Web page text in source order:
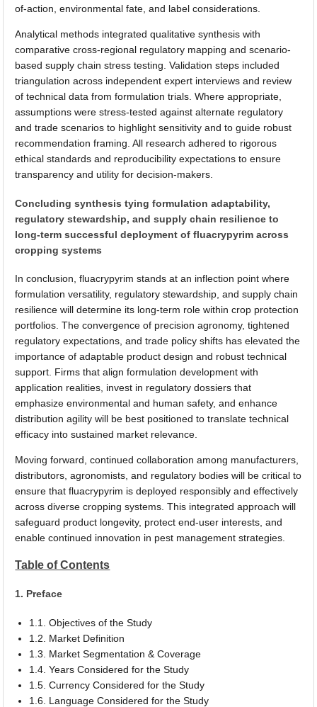
of-action, environmental fate, and label considerations.
Analytical methods integrated qualitative synthesis with
comparative cross-regional regulatory mapping and scenario-
based supply chain stress testing. Validation steps included
triangulation across independent expert interviews and review
of technical data from formulation trials. Where appropriate,
assumptions were stress-tested against alternate regulatory
and trade scenarios to highlight sensitivity and to guide robust
recommendation framing. All research adhered to rigorous
ethical standards and reproducibility expectations to ensure
transparency and utility for decision-makers.
Concluding synthesis tying formulation adaptability,
regulatory stewardship, and supply chain resilience to
long-term successful deployment of fluacrypyrim across
cropping systems
In conclusion, fluacrypyrim stands at an inflection point where
formulation versatility, regulatory stewardship, and supply chain
resilience will determine its long-term role within crop protection
portfolios. The convergence of precision agronomy, tightened
regulatory expectations, and trade policy shifts has elevated the
importance of adaptable product design and robust technical
support. Firms that align formulation development with
application realities, invest in regulatory dossiers that
emphasize environmental and human safety, and enhance
distribution agility will be best positioned to translate technical
efficacy into sustained market relevance.
Moving forward, continued collaboration among manufacturers,
distributors, agronomists, and regulatory bodies will be critical to
ensure that fluacrypyrim is deployed responsibly and effectively
across diverse cropping systems. This integrated approach will
safeguard product longevity, protect end-user interests, and
enable continued innovation in pest management strategies.
Table of Contents
1. Preface
1.1. Objectives of the Study
1.2. Market Definition
1.3. Market Segmentation & Coverage
1.4. Years Considered for the Study
1.5. Currency Considered for the Study
1.6. Language Considered for the Study